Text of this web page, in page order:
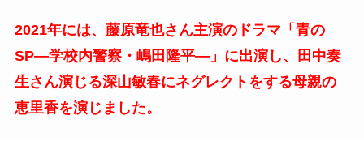
2021年には、藤原竜也さん主演のドラマ「青の
SP―学校内警察・嶋田隆平—」に出演し、田中奏
生さん演じる深山敏春にネグレクトをする母親の
恵里香を演じました。